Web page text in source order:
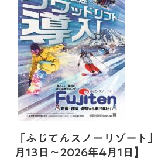
「ふじてんスノーリゾート
月13日～2026年4月1日】